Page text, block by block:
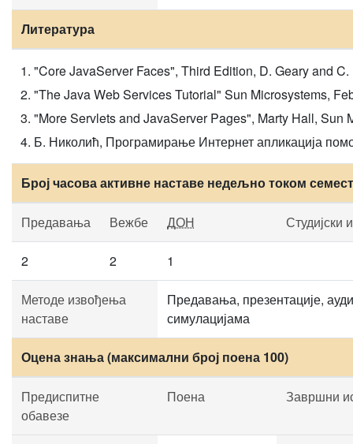
Литература
"Core JavaServer Faces", Third Edition, D. Geary and
"The Java Web Services Tutorial" Sun Microsystems,
"More Servlets and JavaServer Pages", Marty Hall, Sun
Б. Николић, Програмирање Интернет апликација
Број часова активне наставе недељно током
Предавања Вежбе ДОН Студијски
2 2 1
Методе извођења
наставе
Предавања, презентације,
симулацијама
Оцена знања (максимални број поена 100)
Предиспитне
обавезе
Поена Завршни